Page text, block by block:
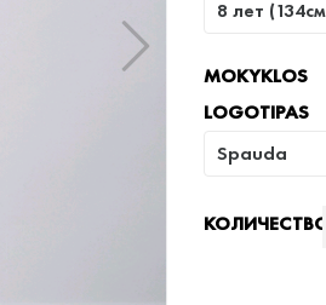
MOKYKLOS
LOGOTIPAS
КОЛИЧЕСТВО